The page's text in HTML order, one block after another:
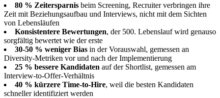
80 % Zeitersparnis beim Screening, Recruiter verbringen ihre
Zeit mit Beziehungsaufbau und Interviews, nicht mit dem Sichten
von Lebensläufen
Konsistentere Bewertungen, der 500. Lebenslauf wird genauso
sorgfältig bewertet wie der erste
30-50 % weniger Bias in der Vorauswahl, gemessen an
Diversity-Metriken vor und nach der Implementierung
25 % bessere Kandidaten auf der Shortlist, gemessen am
Interview-to-Offer-Verhältnis
40 % kürzere Time-to-Hire, weil die besten Kandidaten
schneller identifiziert werden